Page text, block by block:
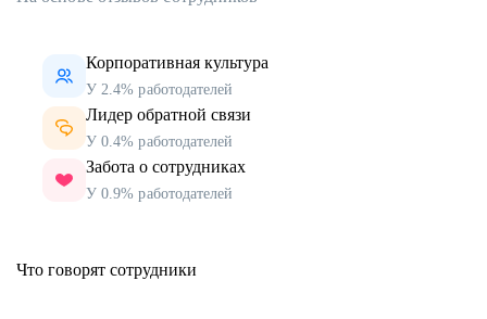
Корпоративная культура
У 2.4% работодателей
Лидер обратной связи
У 0.4% работодателей
Забота о сотрудниках
У 0.9% работодателей
Что говорят сотрудники